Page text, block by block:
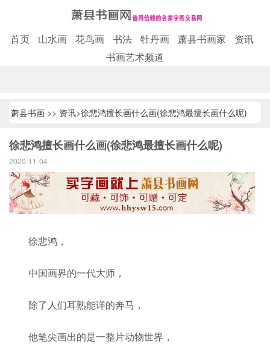
首页 山水画 花鸟画 书法 牡丹画 萧县书画家
资讯
书画艺术频道
萧县书画>> 资讯>徐悲鸿擅长画什么画(徐悲鸿最擅长画什么呢)
徐悲鸿擅长画什么画(徐悲鸿最擅长画什么呢)
2020-11-04
徐悲鸿，
中国画界的一代大师，
除了人们耳熟能详的奔马，
他笔尖画出的是一整片动物世界，